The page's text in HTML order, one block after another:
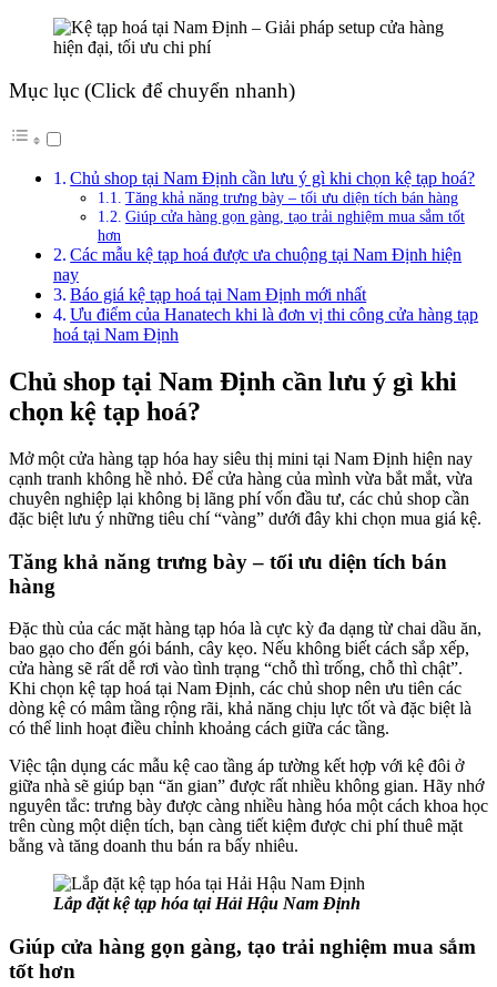
Mục lục (Click để chuyển nhanh)
Chủ shop tại Nam Định cần lưu ý gì khi chọn kệ tạp hoá?
Tăng khả năng trưng bày – tối ưu diện tích bán hàng
Giúp cửa hàng gọn gàng, tạo trải nghiệm mua sắm tốt
hơn
Các mẫu kệ tạp hoá được ưa chuộng tại Nam Định hiện
nay
Báo giá kệ tạp hoá tại Nam Định mới nhất
Ưu điểm của Hanatech khi là đơn vị thi công cửa hàng tạp
hoá tại Nam Định
Chủ shop tại Nam Định cần lưu ý gì khi
chọn kệ tạp hoá?
Mở một cửa hàng tạp hóa hay siêu thị mini tại Nam Định hiện nay
cạnh tranh không hề nhỏ. Để cửa hàng của mình vừa bắt mắt, vừa
chuyên nghiệp lại không bị lãng phí vốn đầu tư, các chủ shop cần
đặc biệt lưu ý những tiêu chí “vàng” dưới đây khi chọn mua giá kệ.
Tăng khả năng trưng bày – tối ưu diện tích bán
hàng
Đặc thù của các mặt hàng tạp hóa là cực kỳ đa dạng từ chai dầu ăn,
bao gạo cho đến gói bánh, cây kẹo. Nếu không biết cách sắp xếp,
cửa hàng sẽ rất dễ rơi vào tình trạng “chỗ thì trống, chỗ thì chật”.
Khi chọn kệ tạp hoá tại Nam Định, các chủ shop nên ưu tiên các
dòng kệ có mâm tầng rộng rãi, khả năng chịu lực tốt và đặc biệt là
có thể linh hoạt điều chỉnh khoảng cách giữa các tầng.
Việc tận dụng các mẫu kệ cao tầng áp tường kết hợp với kệ đôi ở
giữa nhà sẽ giúp bạn “ăn gian” được rất nhiều không gian. Hãy nhớ
nguyên tắc: trưng bày được càng nhiều hàng hóa một cách khoa học
trên cùng một diện tích, bạn càng tiết kiệm được chi phí thuê mặt
bằng và tăng doanh thu bán ra bấy nhiêu.
Lắp đặt kệ tạp hóa tại Hải Hậu Nam Định
Giúp cửa hàng gọn gàng, tạo trải nghiệm mua sắm
tốt hơn